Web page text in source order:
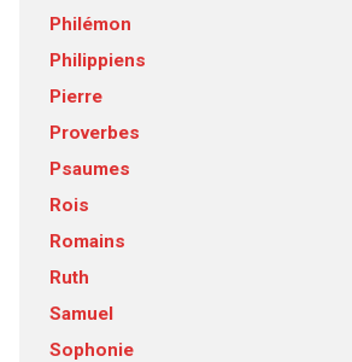
Philémon
Philippiens
Pierre
Proverbes
Psaumes
Rois
Romains
Ruth
Samuel
Sophonie